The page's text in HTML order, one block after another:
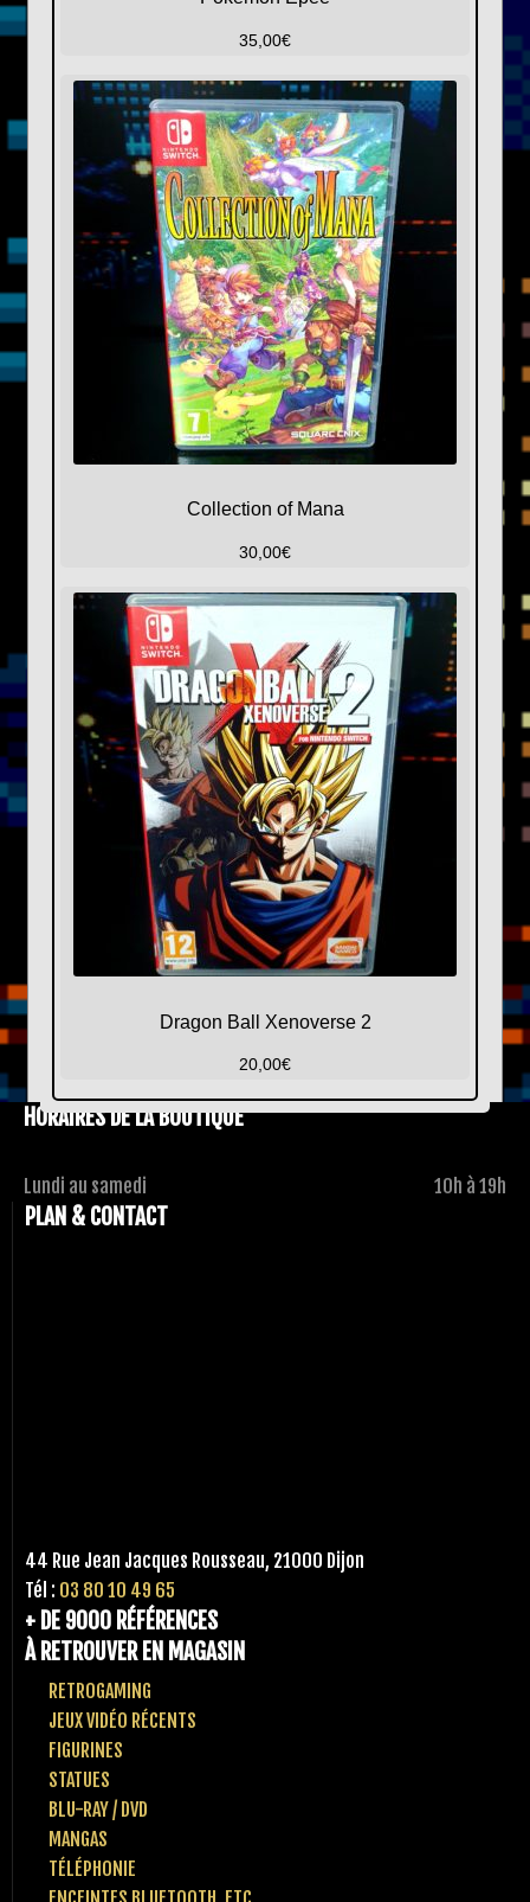
35,00€
Collection of Mana
30,00€
Dragon Ball Xenoverse 2
20,00€
HORAIRES DE LA BOUTIQUE
Lundi au samedi 10h à 19h
PLAN & CONTACT
44 Rue Jean Jacques Rousseau, 21000 Dijon
Tél : 03 80 10 49 65
+ DE 9000 RÉFÉRENCES
À RETROUVER EN MAGASIN
RETROGAMING
JEUX VIDÉO RÉCENTS
FIGURINES
STATUES
BLU-RAY / DVD
MANGAS
TÉLÉPHONIE